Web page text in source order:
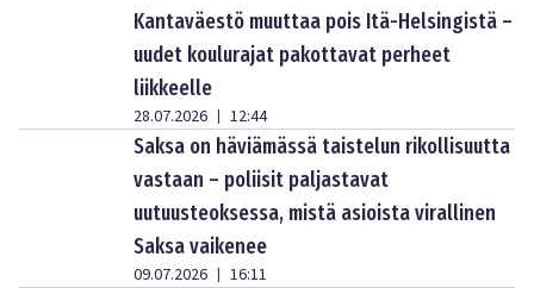
Kantaväestö muuttaa pois Itä-Helsingistä –
uudet koulurajat pakottavat perheet
liikkeelle
28.07.2026 | 12:44
Saksa on häviämässä taistelun rikollisuutta
vastaan – poliisit paljastavat
uutuusteoksessa, mistä asioista virallinen
Saksa vaikenee
09.07.2026 | 16:11